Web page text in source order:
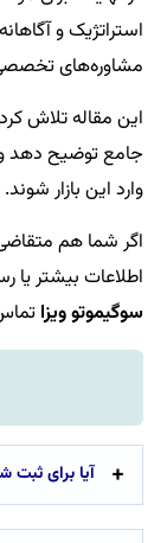
استراتژیک و
مشاوره‌های تخصصی
این مقاله تلاش
جامع توضیح دهد و
وارد این بازار شوند.
اگر شما هم
اطلاعات بیشتر
سوگیموتو ویزا
آیا برای ثبت